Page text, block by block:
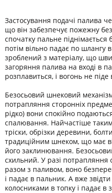
Застосування подачі палива
що він забезпечує пожежну
спочатку пальне
потім вільно падає по шлангу
зроблений з матеріалу, що
загоряння палива на вході в
розплавиться, і вогонь не піде
Безосьовий шнековий
потрапляння сторонніх
рідко) вони спокійно
спалювання. Найчастіше
тріски, обрізки деревини,
традиційним шнеком, що має
його заклинювання.
схильний. У разі потрапляння
разом з паливом, воно
і падає в пальник. А вже
колосниками в топку і падає в